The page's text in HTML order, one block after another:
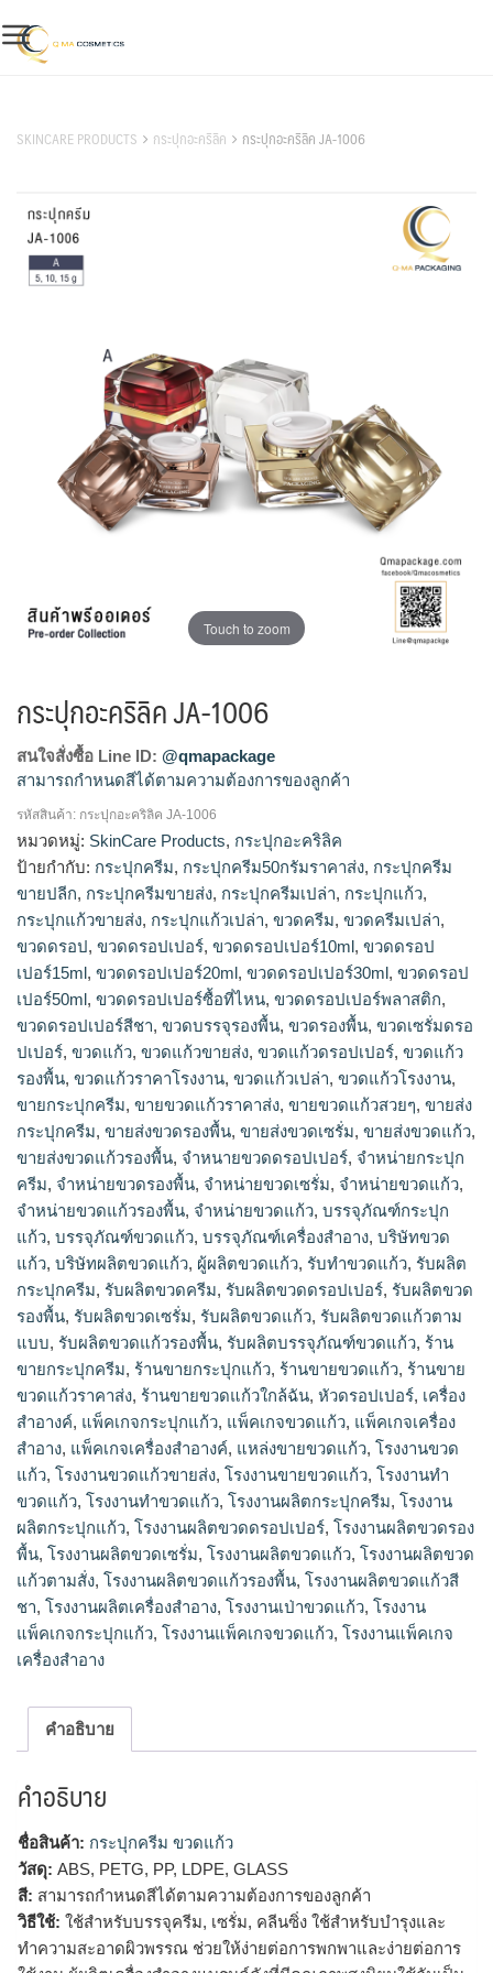
to
content
SKINCARE PRODUCTS กระปุกอะคริลิค กระปุกอะคริลิค JA-1006
Touch to zoom
กระปุกอะคริลิค JA-1006
สนใจสั่งซื้อ Line ID: @qmapackage
สามารถกำหนดสีได้ตามความต้องการของลูกค้า
กระปุกแก้วขายส่ง, ร้านขายกระปุกแก้ว, โรงงานผลิตกระปุกครีม,
รับผลิตกระปุกครีม, จำหน่ายกระปุกครีม, ขายส่งกระปุกครีม, รับ
ผลิตขวดครีม, กระปุกครีม50กรัมราคาส่ง, กระปุกครีมขายส่ง, ขาย
กระปุกครีม, ร้านขายกระปุกครีม, กระปุกครีมขายปลีก
รหัสสินค้า: กระปุกอะคริลิค JA-1006
หมวดหมู่: SkinCare Products, กระปุกอะคริลิค
ป้ายกำกับ: กระปุกครีม, กระปุกครีม50กรัมราคาส่ง, กระปุกครีม
ขายปลีก, กระปุกครีมขายส่ง, กระปุกครีมเปล่า, กระปุกแก้ว,
กระปุกแก้วขายส่ง, กระปุกแก้วเปล่า, ขวดครีม, ขวดครีมเปล่า,
ขวดดรอป, ขวดดรอปเปอร์, ขวดดรอปเปอร์10ml, ขวดดรอป
เปอร์15ml, ขวดดรอปเปอร์20ml, ขวดดรอปเปอร์30ml, ขวดดรอป
เปอร์50ml, ขวดดรอปเปอร์ซื้อที่ไหน, ขวดดรอปเปอร์พลาสติก,
ขวดดรอปเปอร์สีชา, ขวดบรรจุรองพื้น, ขวดรองพื้น, ขวดเซรั่มดรอ
ปเปอร์, ขวดแก้ว, ขวดแก้วขายส่ง, ขวดแก้วดรอปเปอร์, ขวดแก้ว
รองพื้น, ขวดแก้วราคาโรงงาน, ขวดแก้วเปล่า, ขวดแก้วโรงงาน,
ขายกระปุกครีม, ขายขวดแก้วราคาส่ง, ขายขวดแก้วสวยๆ, ขายส่ง
กระปุกครีม, ขายส่งขวดรองพื้น, ขายส่งขวดเซรั่ม, ขายส่งขวดแก้ว,
ขายส่งขวดแก้วรองพื้น, จำหนายขวดดรอปเปอร์, จำหน่ายกระปุก
ครีม, จำหน่ายขวดรองพื้น, จำหน่ายขวดเซรั่ม, จำหน่ายขวดแก้ว,
จำหน่ายขวดแก้วรองพื้น, จําหน่ายขวดแก้ว, บรรจุภัณฑ์กระปุก
แก้ว, บรรจุภัณฑ์ขวดแก้ว, บรรจุภัณฑ์เครื่องสำอาง, บริษัทขวด
แก้ว, บริษัทผลิตขวดแก้ว, ผู้ผลิตขวดแก้ว, รับทำขวดแก้ว, รับผลิต
กระปุกครีม, รับผลิตขวดครีม, รับผลิตขวดดรอปเปอร์, รับผลิตขวด
รองพื้น, รับผลิตขวดเซรั่ม, รับผลิตขวดแก้ว, รับผลิตขวดแก้วตาม
แบบ, รับผลิตขวดแก้วรองพื้น, รับผลิตบรรจุภัณฑ์ขวดแก้ว, ร้าน
ขายกระปุกครีม, ร้านขายกระปุกแก้ว, ร้านขายขวดแก้ว, ร้านขาย
ขวดแก้วราคาส่ง, ร้านขายขวดแก้วใกล้ฉัน, หัวดรอปเปอร์, เครื่อง
สำอางค์, แพ็คเกจกระปุกแก้ว, แพ็คเกจขวดแก้ว, แพ็คเกจเครื่อง
สำอาง, แพ็คเกจเครื่องสำอางค์, แหล่งขายขวดแก้ว, โรงงานขวด
แก้ว, โรงงานขวดแก้วขายส่ง, โรงงานขายขวดแก้ว, โรงงานทำ
ขวดแก้ว, โรงงานทําขวดแก้ว, โรงงานผลิตกระปุกครีม, โรงงาน
ผลิตกระปุกแก้ว, โรงงานผลิตขวดดรอปเปอร์, โรงงานผลิตขวดรอง
พื้น, โรงงานผลิตขวดเซรั่ม, โรงงานผลิตขวดแก้ว, โรงงานผลิตขวด
แก้วตามสั่ง, โรงงานผลิตขวดแก้วรองพื้น, โรงงานผลิตขวดแก้วสี
ชา, โรงงานผลิตเครื่องสำอาง, โรงงานเป่าขวดแก้ว, โรงงาน
แพ็คเกจกระปุกแก้ว, โรงงานแพ็คเกจขวดแก้ว, โรงงานแพ็คเกจ
เครื่องสำอาง
คำอธิบาย
คำอธิบาย
ชื่อสินค้า: กระปุกครีม ขวดแก้ว
วัสดุ: ABS, PETG, PP, LDPE, GLASS
สี: สามารถกำหนดสีได้ตามความต้องการของลูกค้า
วิธีใช้: ใช้สำหรับบรรจุครีม, เซรั่ม, คลีนซิ่ง ใช้สำหรับบำรุงและ
ทำความสะอาดผิวพรรณ ช่วยให้ง่ายต่อการพกพาและง่ายต่อการ